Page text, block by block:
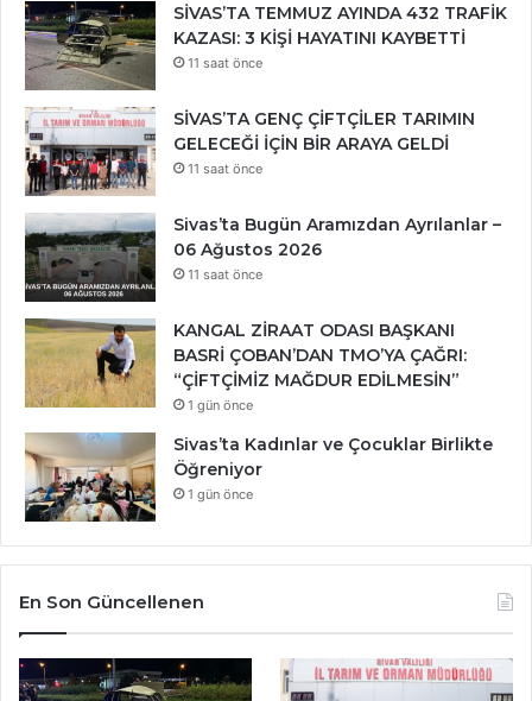
SİVAS’TA TEMMUZ AYINDA 432 TRAFİK
KAZASI: 3 KİŞİ HAYATINI KAYBETTİ
11 saat önce
SİVAS’TA GENÇ ÇİFTÇİLER TARIMIN
GELECEĞİ İÇİN BİR ARAYA GELDİ
11 saat önce
Sivas’ta Bugün Aramızdan Ayrılanlar –
06 Ağustos 2026
11 saat önce
KANGAL ZİRAAT ODASI BAŞKANI
BASRİ ÇOBAN’DAN TMO’YA ÇAĞRI:
“ÇİFTÇİMİZ MAĞDUR EDİLMESİN”
1 gün önce
Sivas’ta Kadınlar ve Çocuklar Birlikte
Öğreniyor
1 gün önce
En Son Güncellenen